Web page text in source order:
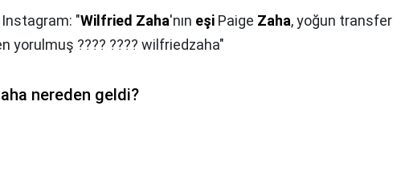
"Wilfried Zaha'nın eşi Paige Zaha, yoğun transfer
yorulmuş ???? ???? wilfriedzaha"
nereden geldi?